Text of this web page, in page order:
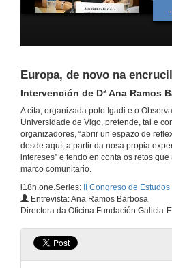
Europa, de novo na
Intervención de Dª Ana Ramos
A cita, organizada polo Igadi e o
Universidade de Vigo, pretende, tal e
organizadores, “abrir un espazo de
desde aquí, a partir da nosa propia
intereses” e tendo en conta os retos
marco comunitario.
i18n.one.Series:
II Congreso de
Entrevista: Ana Ramos Barbosa
Directora da Oficina Fundación Galicia-
18 de set. de
Galeguismo
Presentación
18 de set. de
Galeguismo
Conferencia
18 de set. de
Rolda de